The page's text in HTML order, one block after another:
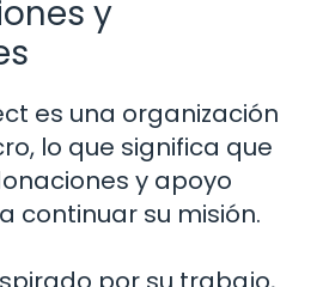
y
es una organización
lo que significa que
y apoyo
continuar su misión.